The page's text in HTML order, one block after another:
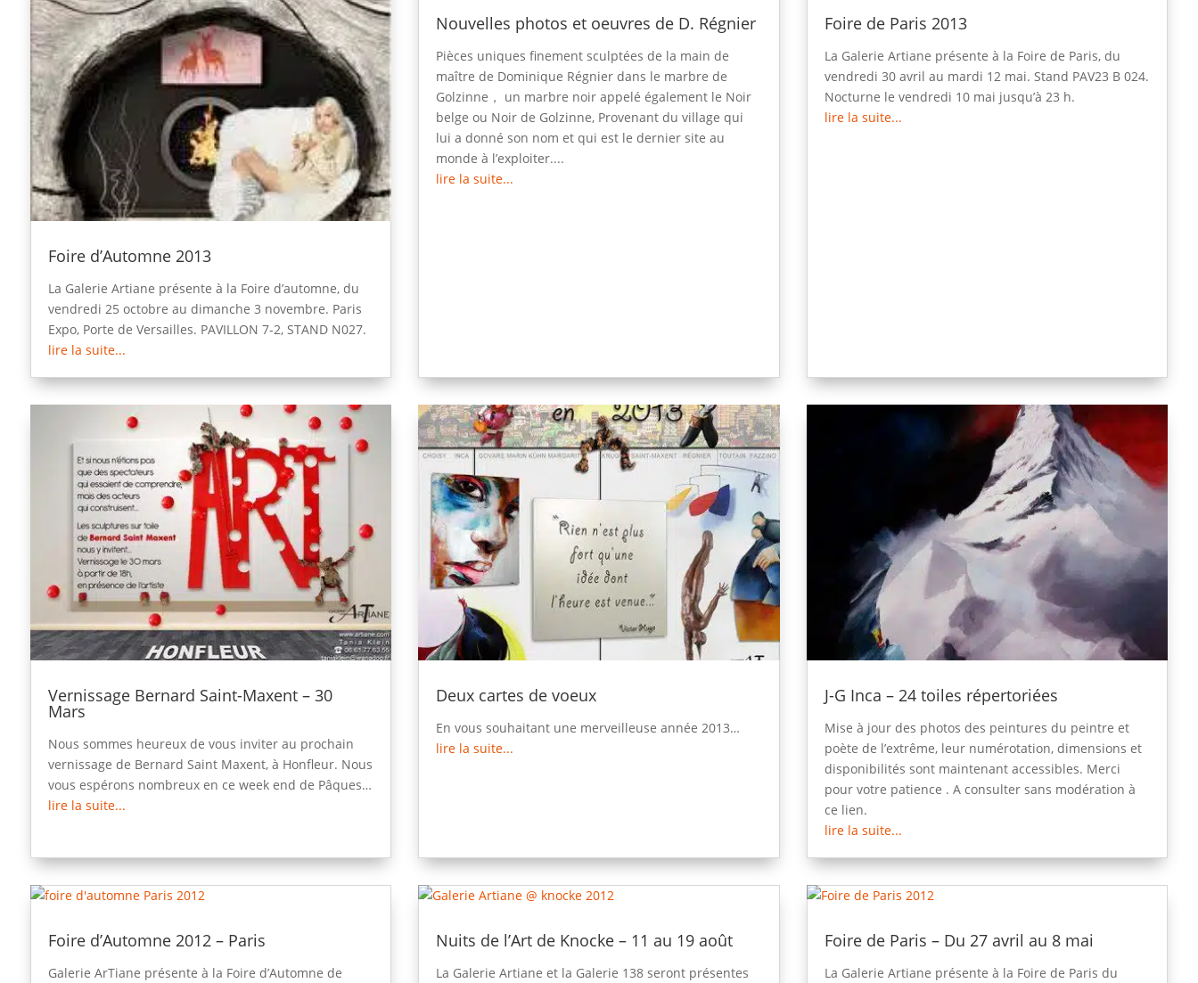
Foire d’Automne 2013
La Galerie Artiane présente à la Foire d’automne, du
vendredi 25 octobre au dimanche 3 novembre. Paris
Expo, Porte de Versailles. PAVILLON 7-2, STAND N027.
lire la suite...
Nouvelles photos et oeuvres de D. Régnier
Pièces uniques finement sculptées de la main de
maître de Dominique Régnier dans le marbre de
Golzinne， un marbre noir appelé également le Noir
belge ou Noir de Golzinne, Provenant du village qui
lui a donné son nom et qui est le dernier site au
monde à l’exploiter....
lire la suite...
Foire de Paris 2013
La Galerie Artiane présente à la Foire de Paris, du
vendredi 30 avril au mardi 12 mai. Stand PAV23 B 024.
Nocturne le vendredi 10 mai jusqu’à 23 h.
lire la suite...
Vernissage Bernard Saint-Maxent – 30
Mars
Nous sommes heureux de vous inviter au prochain
vernissage de Bernard Saint Maxent, à Honfleur. Nous
vous espérons nombreux en ce week end de Pâques…
lire la suite...
Deux cartes de voeux
En vous souhaitant une merveilleuse année 2013…
lire la suite...
J-G Inca – 24 toiles répertoriées
Mise à jour des photos des peintures du peintre et
poète de l’extrême, leur numérotation, dimensions et
disponibilités sont maintenant accessibles. Merci
pour votre patience . A consulter sans modération à
ce lien.
lire la suite...
Foire d’Automne 2012 – Paris
Galerie ArTiane présente à la Foire d’Automne de
Nuits de l’Art de Knocke – 11 au 19 août
La Galerie Artiane et la Galerie 138 seront présentes
Foire de Paris – Du 27 avril au 8 mai
La Galerie Artiane présente à la Foire de Paris du